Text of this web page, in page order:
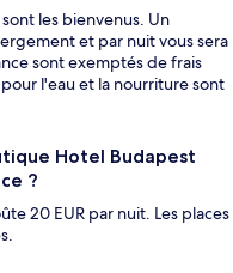
les bienvenus. Un
et par nuit vous sera
sont exemptés de frais
l'eau et la nourriture sont
Hotel Budapest
?
20 EUR par nuit. Les places